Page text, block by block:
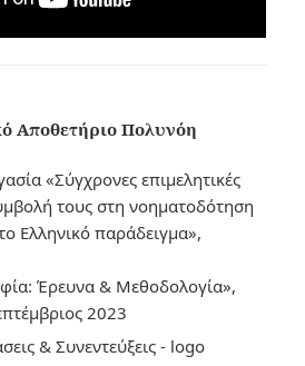
Αποθετήριο Πολυνόη
«Σύγχρονες επιμελητικές
τους στη νοηματοδότηση
Ελληνικό παράδειγμα»,
Έρευνα & Μεθοδολογία»,
2023